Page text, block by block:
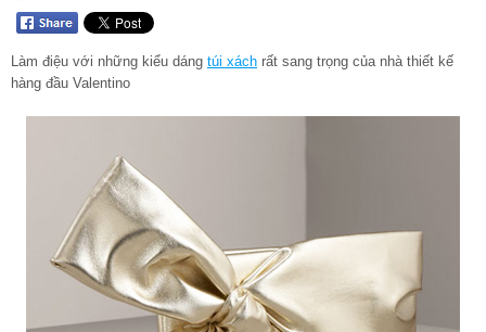
Làm điệu với những kiểu dáng túi xách rất sang trọng của nhà thiết kế
hàng đầu Valentino